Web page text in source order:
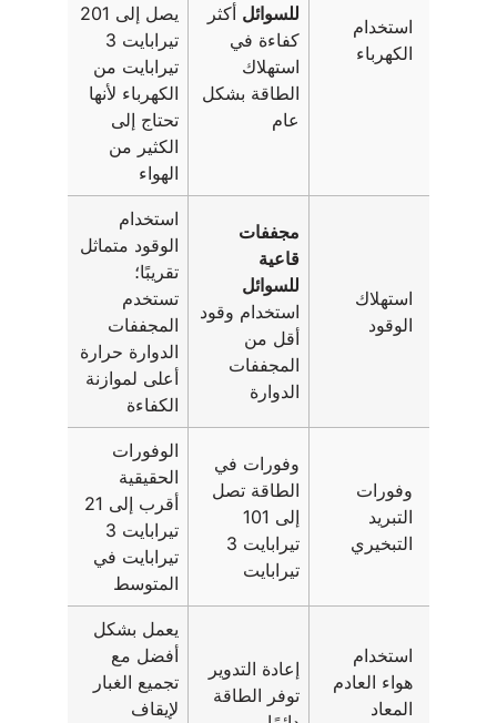
استخدام
الكهرباء
للسوائل أكثر
كفاءة في
استهلاك
الطاقة بشكل
عام
يصل إلى 201
تيرابايت 3
تيرابايت من
الكهرباء لأنها
تحتاج إلى
الكثير من
الهواء
استهلاك
الوقود
مجففات
قاعية
للسوائل
استخدام وقود
أقل من
المجففات
الدوارة
استخدام
الوقود متماثل
تقريبًا؛
تستخدم
المجففات
الدوارة حرارة
أعلى لموازنة
الكفاءة
وفورات
التبريد
التبخيري
وفورات في
الطاقة تصل
إلى 101
تيرابايت 3
تيرابايت
الوفورات
الحقيقية
أقرب إلى 21
تيرابايت 3
تيرابايت في
المتوسط
استخدام
هواء العادم
المعاد
إعادة التدوير
توفر الطاقة
يعمل بشكل
أفضل مع
تجميع الغبار
لإيقاف